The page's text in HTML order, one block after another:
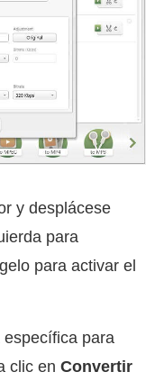
y desplácese
para
para activar el
para
clic en Convertir